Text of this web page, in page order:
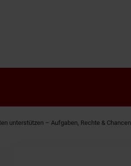
unterstützen – Aufgaben, Rechte & Chancen